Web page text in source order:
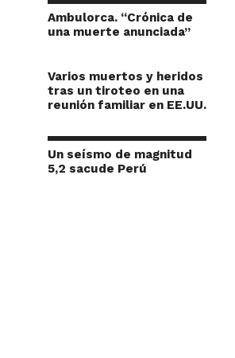
Ambulorca. “Crónica de
una muerte anunciada”
Varios muertos y heridos
tras un tiroteo en una
reunión familiar en EE.UU.
Un seísmo de magnitud
5,2 sacude Perú